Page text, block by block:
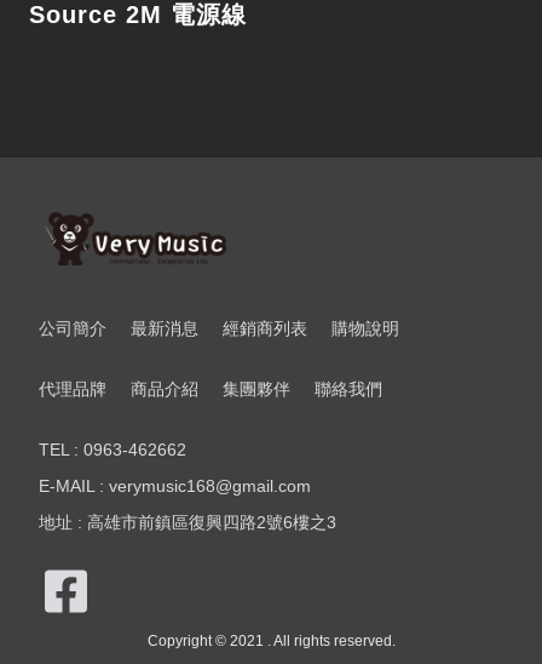
Source 2M 電源線
公司簡介 最新消息 經銷商列表 購物說明
代理品牌 商品介紹 集團夥伴 聯絡我們
TEL : 0963-462662
E-MAIL : verymusic168@gmail.com
地址 : 高雄市前鎮區復興四路2號6樓之3
Copyright © 2021 . All rights reserved.